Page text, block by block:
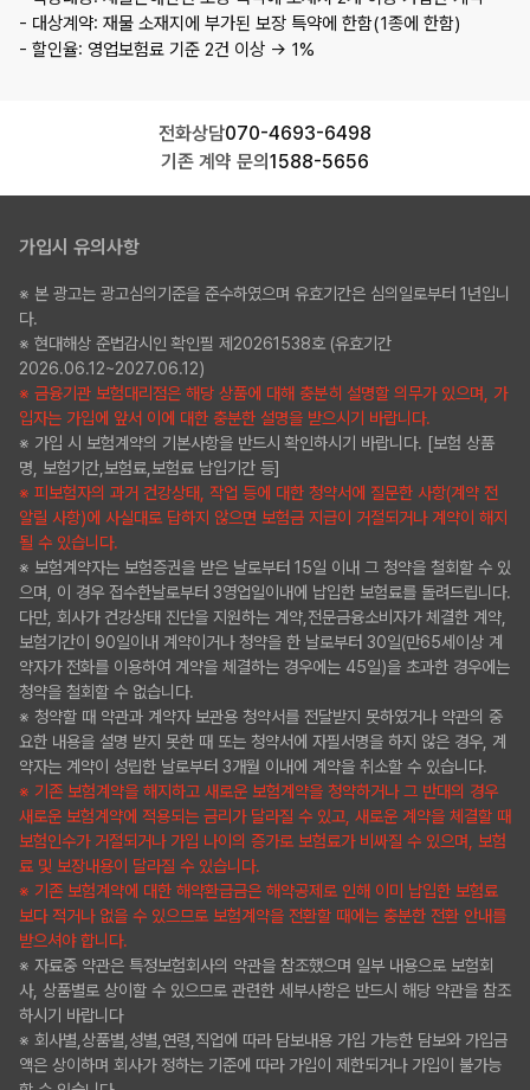
- 대상계약: 재물 소재지에 부가된 보장 특약에 한함(1종에 한함)
- 할인율: 영업보험료 기준 2건 이상 → 1%
전화상담070-4693-6498
기존 계약 문의 1588-5656
가입시 유의사항
※ 본 광고는 광고심의기준을 준수하였으며 유효기간은 심의일로부터 1년입니
다.
※ 현대해상 준법감시인 확인필 제20261538호 (유효기간
2026.06.12~2027.06.12)
※ 금융기관 보험대리점은 해당 상품에 대해 충분히 설명할 의무가 있으며, 가
입자는 가입에 앞서 이에 대한 충분한 설명을 받으시기 바랍니다.
※ 가입 시 보험계약의 기본사항을 반드시 확인하시기 바랍니다. [보험 상품
명, 보험기간,보험료,보험료 납입기간 등]
※ 피보험자의 과거 건강상태, 작업 등에 대한 청약서에 질문한 사항(계약 전
알릴 사항)에 사실대로 답하지 않으면 보험금 지급이 거절되거나 계약이 해지
될 수 있습니다.
※ 보험계약자는 보험증권을 받은 날로부터 15일 이내 그 청약을 철회할 수 있
으며, 이 경우 접수한날로부터 3영업일이내에 납입한 보험료를 돌려드립니다.
다만, 회사가 건강상태 진단을 지원하는 계약,전문금융소비자가 체결한 계약,
보험기간이 90일이내 계약이거나 청약을 한 날로부터 30일(만65세이상 계
약자가 전화를 이용하여 계약을 체결하는 경우에는 45일)을 초과한 경우에는
청약을 철회할 수 없습니다.
※ 청약할 때 약관과 계약자 보관용 청약서를 전달받지 못하였거나 약관의 중
요한 내용을 설명 받지 못한 때 또는 청약서에 자필서명을 하지 않은 경우, 계
약자는 계약이 성립한 날로부터 3개월 이내에 계약을 취소할 수 있습니다.
※ 기존 보험계약을 해지하고 새로운 보험계약을 청약하거나 그 반대의 경우
새로운 보험계약에 적용되는 금리가 달라질 수 있고, 새로운 계약을 체결할 때
보험인수가 거절되거나 가입 나이의 증가로 보험료가 비싸질 수 있으며, 보험
료 및 보장내용이 달라질 수 있습니다.
※ 기존 보험계약에 대한 해약환급금은 해약공제로 인해 이미 납입한 보험료
보다 적거나 없을 수 있으므로 보험계약을 전환할 때에는 충분한 전환 안내를
받으셔야 합니다.
※ 자료중 약관은 특정보험회사의 약관을 참조했으며 일부 내용으로 보험회
사, 상품별로 상이할 수 있으므로 관련한 세부사항은 반드시 해당 약관을 참조
하시기 바랍니다
※ 회사별,상품별,성별,연령,직업에 따라 담보내용 가입 가능한 담보와 가입금
액은 상이하며 회사가 정하는 기준에 따라 가입이 제한되거나 가입이 불가능